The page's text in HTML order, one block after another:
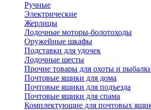
Ручные
Электрические
Жерлицы
Лодочные моторы-болотоходы
Оружейные шкафы
Подставки для удочек
Лодочные шесты
Прочие товары для охоты и
Почтовые ящики для дома
Почтовые ящики для подъезда
Почтовые ящики для спама
Комплектующие для почтовых